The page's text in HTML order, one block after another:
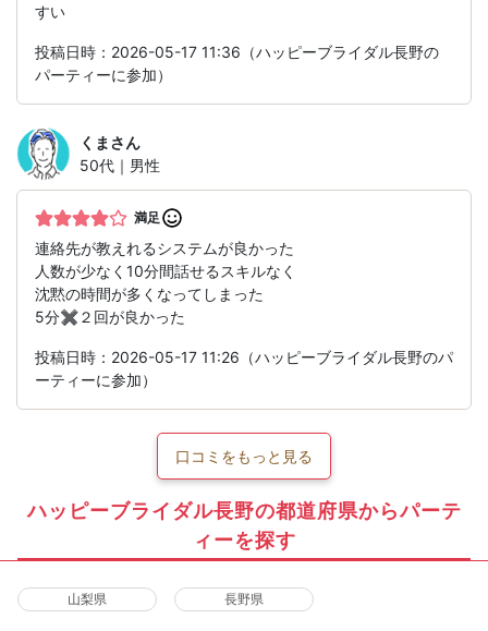
すい
投稿日時：2026-05-17 11:36（ハッピーブライダル長野の
パーティーに参加）
くま さん
50代｜男性
満足
連絡先が教えれるシステムが良かった
人数が少なく10分間話せるスキルなく
沈黙の時間が多くなってしまった
5分✖️２回が良かった
投稿日時：2026-05-17 11:26（ハッピーブライダル長野のパ
ーティーに参加）
口コミをもっと見る
ハッピーブライダル長野の都道府県からパーテ
ィーを探す
山梨県 長野県